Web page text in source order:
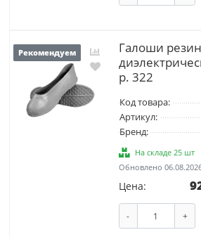
Рекомендуем
Галоши
р. 322
Код товара:
Артикул:
Бренд:
На складе 25 шт
Обновлено
Цена:
- +